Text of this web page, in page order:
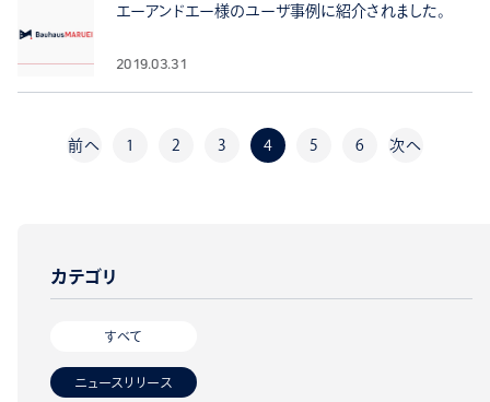
エーアンドエー様のユーザ事例に紹介されました。
2019.03.31
前へ 1 2 3 4 5 6 次へ
カテゴリ
すべて
ニュースリリース